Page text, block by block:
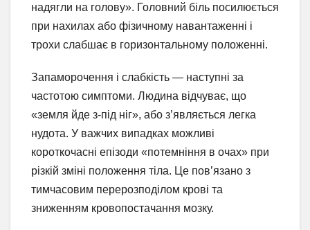
надягли на голову». Головний біль посилюється
при нахилах або фізичному навантаженні і
трохи слабшає в горизонтальному положенні.
Запаморочення і слабкість — наступні за
частотою симптоми. Людина відчуває, що
«земля йде з-під ніг», або з’являється легка
нудота. У важчих випадках можливі
короткочасні епізоди «потемніння в очах» при
різкій зміні положення тіла. Це пов’язано з
тимчасовим перерозподілом крові та
зниженням кровопостачання мозку.